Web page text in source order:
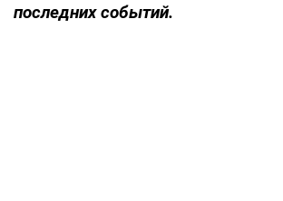
последних событий.